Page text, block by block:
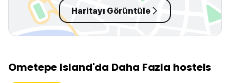
Haritayı Görüntüle
Ometepe Island'da Daha Fazla hostels